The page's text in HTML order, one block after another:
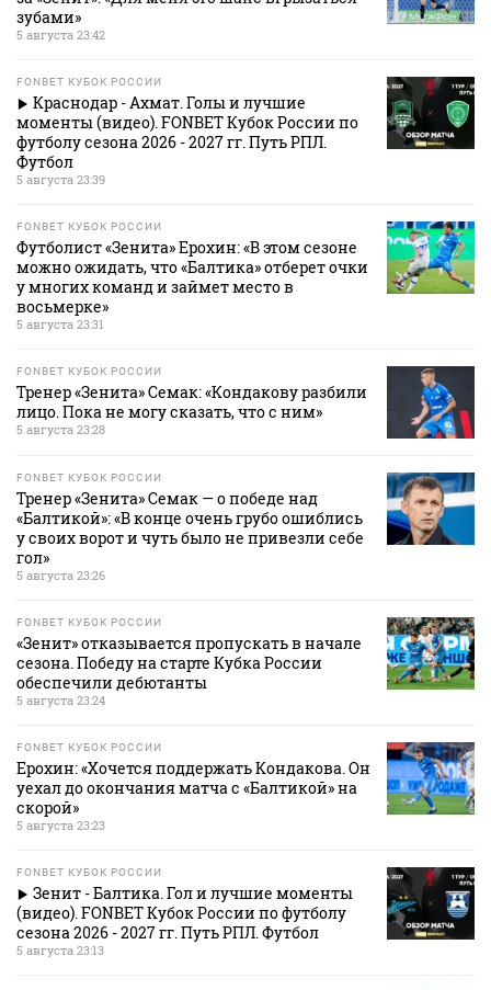
зубами»
5 августа 23:42
FONBET КУБОК РОССИИ
Краснодар - Ахмат. Голы и лучшие
моменты (видео). FONBET Кубок России по
футболу сезона 2026 - 2027 гг. Путь РПЛ.
Футбол
5 августа 23:39
FONBET КУБОК РОССИИ
Футболист «Зенита» Ерохин: «В этом сезоне
можно ожидать, что «Балтика» отберет очки
у многих команд и займет место в
восьмерке»
5 августа 23:31
FONBET КУБОК РОССИИ
Тренер «Зенита» Семак: «Кондакову разбили
лицо. Пока не могу сказать, что с ним»
5 августа 23:28
FONBET КУБОК РОССИИ
Тренер «Зенита» Семак — о победе над
«Балтикой»: «В конце очень грубо ошиблись
у своих ворот и чуть было не привезли себе
гол»
5 августа 23:26
FONBET КУБОК РОССИИ
«Зенит» отказывается пропускать в начале
сезона. Победу на старте Кубка России
обеспечили дебютанты
5 августа 23:24
FONBET КУБОК РОССИИ
Ерохин: «Хочется поддержать Кондакова. Он
уехал до окончания матча с «Балтикой» на
скорой»
5 августа 23:23
FONBET КУБОК РОССИИ
Зенит - Балтика. Гол и лучшие моменты
(видео). FONBET Кубок России по футболу
сезона 2026 - 2027 гг. Путь РПЛ. Футбол
5 августа 23:13